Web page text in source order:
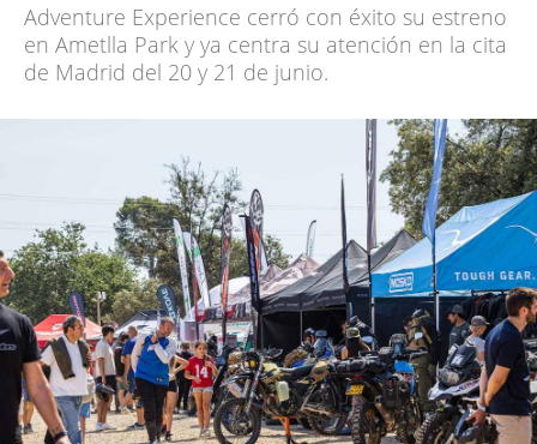
Adventure Experience cerró con éxito su estreno
en Ametlla Park y ya centra su atención en la cita
de Madrid del 20 y 21 de junio.